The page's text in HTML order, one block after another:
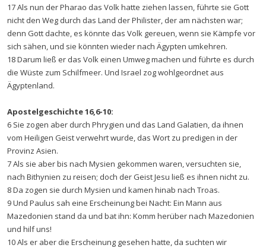
17 Als nun der Pharao das Volk hatte ziehen lassen, führte sie Gott
nicht den Weg durch das Land der Philister, der am nächsten war;
denn Gott dachte, es könnte das Volk gereuen, wenn sie Kämpfe vor
sich sähen, und sie könnten wieder nach Ägypten umkehren.
18 Darum ließ er das Volk einen Umweg machen und führte es durch
die Wüste zum Schilfmeer. Und Israel zog wohlgeordnet aus
Ägyptenland.
Apostelgeschichte 16,6-10:
6 Sie zogen aber durch Phrygien und das Land Galatien, da ihnen
vom Heiligen Geist verwehrt wurde, das Wort zu predigen in der
Provinz Asien.
7 Als sie aber bis nach Mysien gekommen waren, versuchten sie,
nach Bithynien zu reisen; doch der Geist Jesu ließ es ihnen nicht zu.
8 Da zogen sie durch Mysien und kamen hinab nach Troas.
9 Und Paulus sah eine Erscheinung bei Nacht: Ein Mann aus
Mazedonien stand da und bat ihn: Komm herüber nach Mazedonien
und hilf uns!
10 Als er aber die Erscheinung gesehen hatte, da suchten wir